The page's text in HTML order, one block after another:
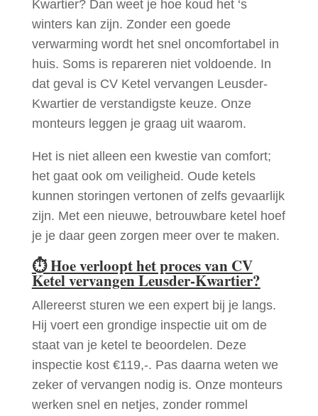
Kwartier? Dan weet je hoe koud het ‘s
winters kan zijn. Zonder een goede
verwarming wordt het snel oncomfortabel in
huis. Soms is repareren niet voldoende. In
dat geval is CV Ketel vervangen Leusder-
Kwartier de verstandigste keuze. Onze
monteurs leggen je graag uit waarom.
Het is niet alleen een kwestie van comfort;
het gaat ook om veiligheid. Oude ketels
kunnen storingen vertonen of zelfs gevaarlijk
zijn. Met een nieuwe, betrouwbare ketel hoef
je je daar geen zorgen meer over te maken.
⏱Hoe verloopt het proces van CV
Ketel vervangen Leusder-Kwartier?
Allereerst sturen we een expert bij je langs.
Hij voert een grondige inspectie uit om de
staat van je ketel te beoordelen. Deze
inspectie kost €119,-. Pas daarna weten we
zeker of vervangen nodig is. Onze monteurs
werken snel en netjes, zonder rommel